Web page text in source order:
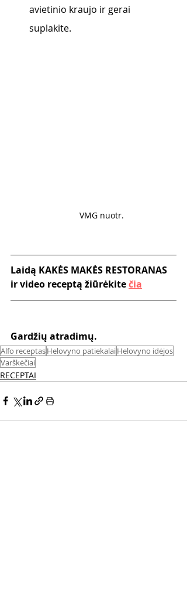
avietinio kraujo ir gerai
suplakite.
VMG nuotr.
Laidą KAKĖS MAKĖS RESTORANAS
ir video receptą žiūrėkite čia
Gardžių atradimų.
Alfo receptasHelovyno patiekalaiHelovyno idėjos
Varškėčiai
RECEPTAI